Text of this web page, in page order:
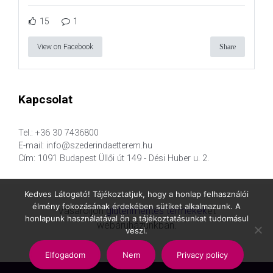
15 1
View on Facebook Share
Kapcsolat
Tel.: +36 30 7436800
E-mail: info@szederindaetterem.hu
Cím: 1091 Budapest Üllői út 149 - Dési Huber u. 2.
Vásároljongluténmentes termékeket
webáruházunkban.
Kedves Látogató! Tájékoztatjuk, hogy a honlap felhasználói
élmény fokozásának érdekében sütiket alkalmazunk. A
honlapunk használatával ön a tájékoztatásunkat tudomásul
veszi.
Elfogadom Nem Privacy policy